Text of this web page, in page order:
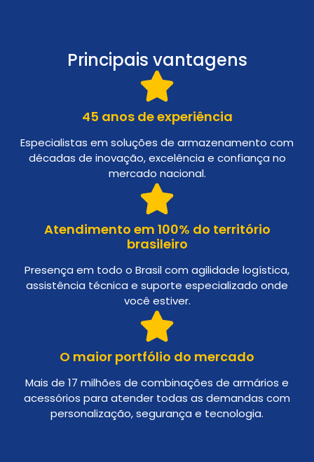
Principais vantagens
45 anos de experiência
Especialistas em soluções de armazenamento com
décadas de inovação, excelência e confiança no
mercado nacional.
Atendimento em 100% do território
brasileiro
Presença em todo o Brasil com agilidade logística,
assistência técnica e suporte especializado onde
você estiver.
O maior portfólio do mercado
Mais de 17 milhões de combinações de armários e
acessórios para atender todas as demandas com
personalização, segurança e tecnologia.